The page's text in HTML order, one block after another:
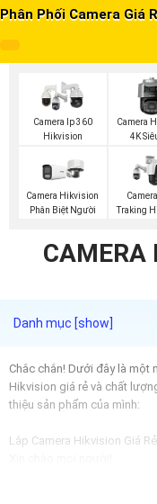
Phân Phối Camera Giá
Camera Ip 360
Hikvision
Camera
4K
Camera Hikvision
Phân Biệt Người
Traking
CAMERA
Chắc chắn! Dưới đây là một
Hikvision giá rẻ và chất
thiệu sản phẩm của mình:
Lắp Camera Hikvision Giá
hay cửa hàng của mình?